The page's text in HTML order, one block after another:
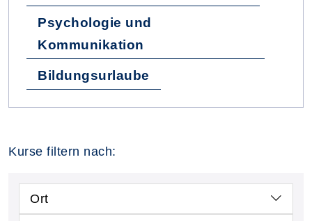
Psychologie und
Kommunikation
Bildungsurlaube
Kurse filtern nach:
Ort